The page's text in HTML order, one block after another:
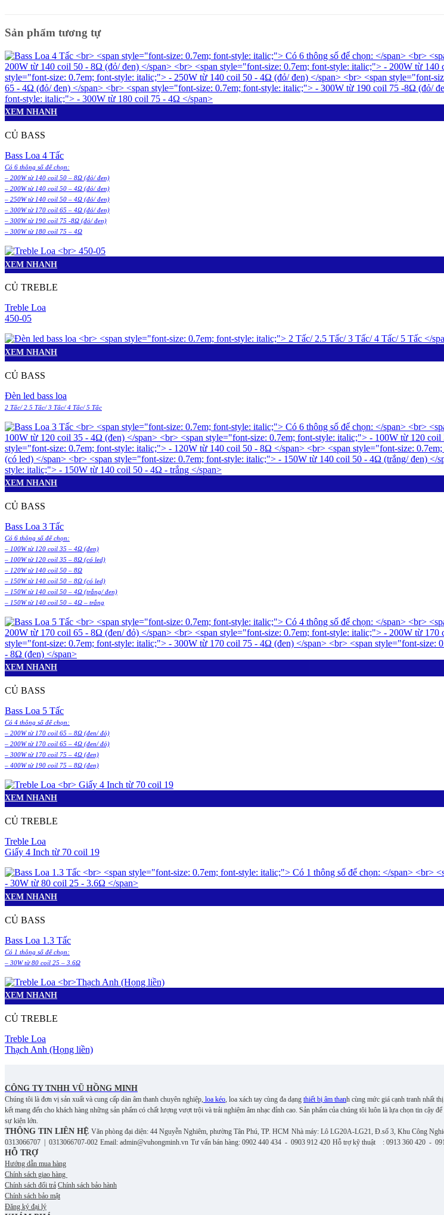
Sản phẩm tương tự
XEM NHANH
CỦ BASS
Bass Loa 4 Tấc
Có 6 thông số để chọn:
– 200W từ 140 coil 50 – 8Ω (đỏ/ đen)
– 200W từ 140 coil 50 – 4Ω (đỏ/ đen)
– 250W từ 140 coil 50 – 4Ω (đỏ/ đen)
– 300W từ 170 coil 65 – 4Ω (đỏ/ đen)
– 300W từ 190 coil 75 -8Ω (đỏ/ đen)
– 300W từ 180 coil 75 – 4Ω
XEM NHANH
CỦ TREBLE
Treble Loa
450-05
XEM NHANH
CỦ BASS
Đèn led bass loa
2 Tấc/ 2.5 Tấc/ 3 Tấc/ 4 Tấc/ 5 Tấc
XEM NHANH
CỦ BASS
Bass Loa 3 Tấc
Có 6 thông số để chọn:
– 100W từ 120 coil 35 – 4Ω (đen)
– 100W từ 120 coil 35 – 8Ω (có led)
– 120W từ 140 coil 50 – 8Ω
– 150W từ 140 coil 50 – 8Ω (có led)
– 150W từ 140 coil 50 – 4Ω (trắng/ đen)
– 150W từ 140 coil 50 – 4Ω – trắng
XEM NHANH
CỦ BASS
Bass Loa 5 Tấc
Có 4 thông số để chọn:
– 200W từ 170 coil 65 – 8Ω (đen/ đỏ)
– 200W từ 170 coil 65 – 4Ω (đen/ đỏ)
– 300W từ 170 coil 75 – 4Ω (đen)
– 400W từ 190 coil 75 – 8Ω (đen)
XEM NHANH
CỦ TREBLE
Treble Loa
Giấy 4 Inch từ 70 coil 19
XEM NHANH
CỦ BASS
Bass Loa 1.3 Tấc
Có 1 thông số để chọn:
– 30W từ 80 coil 25 – 3.6Ω
XEM NHANH
CỦ TREBLE
Treble Loa
Thạch Anh (Họng liền)
CÔNG TY TNHH VŨ HỒNG MINH
Chúng tôi là đơn vị sản xuất và cung cấp dàn âm thanh chuyên nghiệp, loa kéo , loa xách tay cùng đa dạng thiết bị âm thanh cùng mức giá cạnh tranh nhất
kết mang đến cho khách hàng những sản phẩm có chất lượng vượt trội và trải nghiệm âm nhạc đỉnh cao. Sản phẩm của chúng tôi luôn là lựa chọn tin cậy
sự kiện lớn.
THÔNG TIN LIÊN HỆ Văn phòng đại diện: 44 Nguyễn Nghiêm, phường Tân Phú, TP. HCM Nhà máy: Lô LG20A-LG21, Đ.số 3, Khu Công
0313066707 | 0313066707-002 Email: admin@vuhongminh.vn Tư vấn bán hàng: 0902 440 434 - 0903 912 420 Hỗ trợ kỹ thuật : 0913 360 420 -
HỖ TRỢ
Hướng dẫn mua hàng
Chính sách giao hàng
Chính sách đổi trả Chính sách bảo hành
Chính sách bảo mật
Đăng ký đại lý